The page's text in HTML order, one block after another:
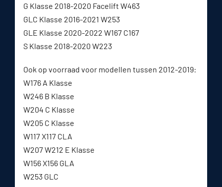
G Klasse 2018-2020 Facelift W463
GLC Klasse 2016-2021 W253
GLE Klasse 2020-2022 W167 C167
S Klasse 2018-2020 W223
Ook op voorraad voor modellen tussen 2012-2019:
W176 A Klasse
W246 B Klasse
W204 C Klasse
W205 C Klasse
W117 X117 CLA
W207 W212 E Klasse
W156 X156 GLA
W253 GLC